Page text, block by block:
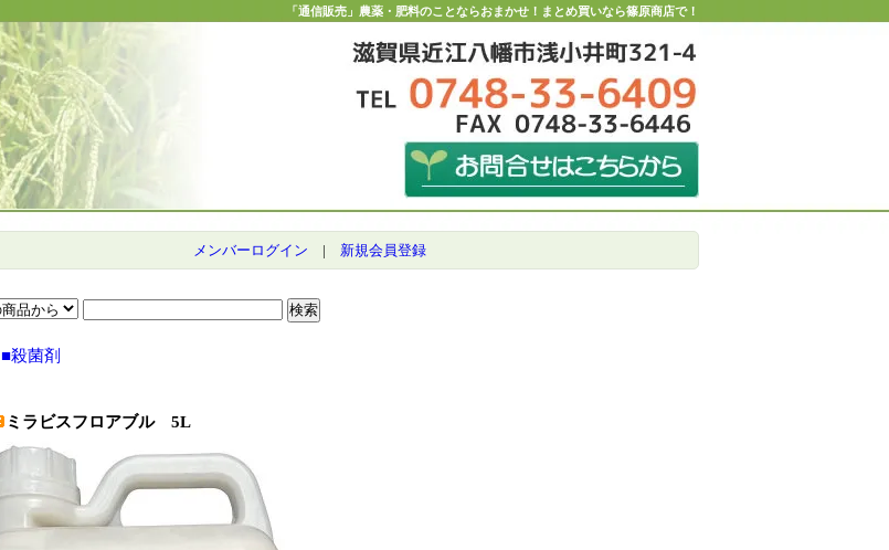
「通信販売」農薬・肥料のことならおまかせ！まとめ買いなら篠原商店で！
メンバーログイン | 新規会員登録
■殺菌剤
ミラビスフロアブル 5L